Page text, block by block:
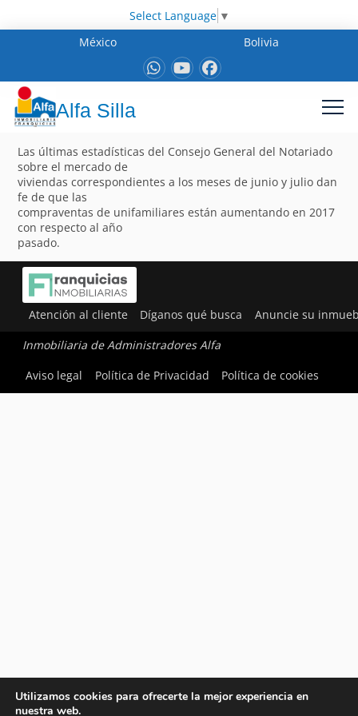
Select Language ▼
México
Bolivia
Alfa Silla
Las últimas estadísticas del Consejo General del Notariado
sobre el mercado de
viviendas correspondientes a los meses de junio y julio dan
fe de que las
compraventas de unifamiliares están aumentando en 2017
con respecto al año
pasado.
Atención al cliente Díganos qué busca Anuncie su
Inmobiliaria de Administradores Alfa
Aviso legal
Política de Privacidad Política de cookies
Utilizamos cookies para ofrecerte la mejor experiencia en
nuestra web.